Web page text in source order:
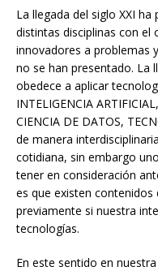
La llegada del siglo XXI
distintas disciplinas con
innovadores a problemas
no se han presentado. La
obedece a aplicar
INTELIGENCIA
CIENCIA DE DATOS,
de manera
cotidiana, sin embargo
tener en consideración
es que existen
previamente si nuestra
tecnologías.
En este sentido en